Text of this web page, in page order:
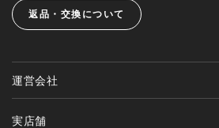
返品・交換について
運営会社
実店舗